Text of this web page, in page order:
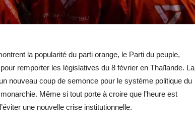
la popularité du parti orange, le Parti du peuple,
remporter les législatives du 8 février en Thaïlande. La
nouveau coup de semonce pour le système politique du
Même si tout porte à croire que l’heure est
une nouvelle crise institutionnelle.